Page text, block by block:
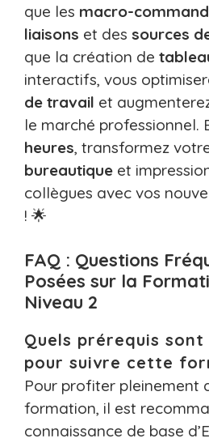
que les macro-
liaisons et des sources
que la création de
interactifs, vous
de travail et
le marché professionnel.
heures, transformez
bureautique et
collègues avec vos
! 🌟
FAQ : Questions
Posées sur la
Niveau 2
Quels prérequis sont
pour suivre cette
Pour profiter pleinement
formation, il est
connaissance de base